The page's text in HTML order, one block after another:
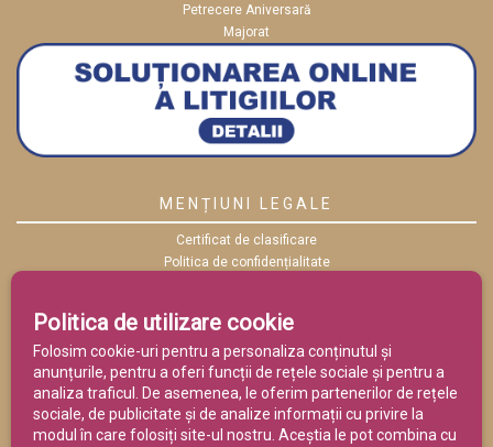
Petrecere Aniversară
Majorat
MENȚIUNI LEGALE
Certificat de clasificare
Politica de confidențialitate
Termeni și condiții
Politica de utilizare cookie
Folosim cookie-uri pentru a personaliza conținutul și
anunțurile, pentru a oferi funcții de rețele sociale și pentru a
analiza traficul. De asemenea, le oferim partenerilor de rețele
sociale, de publicitate și de analize informații cu privire la
modul în care folosiți site-ul nostru. Aceștia le pot combina cu